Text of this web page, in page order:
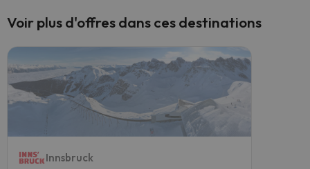
Voir plus d'offres dans ces destinations
Innsbruck